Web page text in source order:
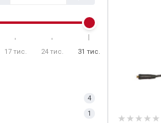
17 тис. 24 тис. 31 тис.
4
1